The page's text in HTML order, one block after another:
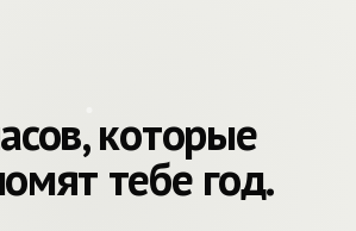
которые
тебе год.